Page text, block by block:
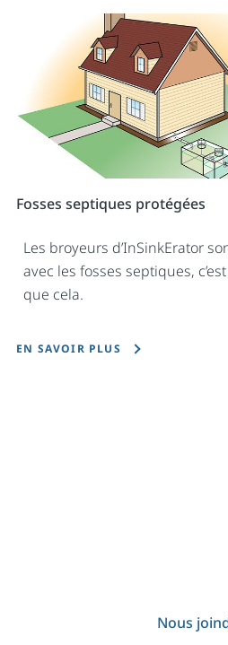
Fosses septiques protégées
Les broyeurs d’InSinkErator
avec les fosses septiques,
que cela.
EN SAVOIR PLUS
Nous